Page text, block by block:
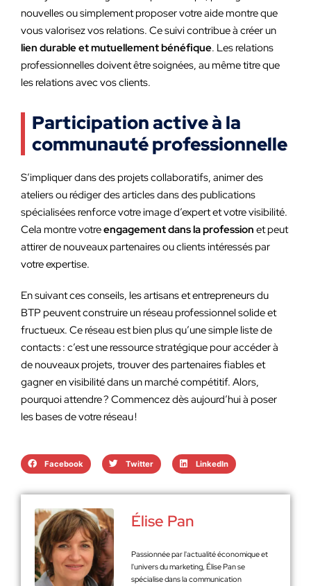
nouvelles ou simplement proposer votre aide montre que
vous valorisez vos relations. Ce suivi contribue à créer un
lien durable et mutuellement bénéfique. Les relations
professionnelles doivent être soignées, au même titre que
les relations avec vos clients.
Participation active à la
communauté professionnelle
S’impliquer dans des projets collaboratifs, animer des
ateliers ou rédiger des articles dans des publications
spécialisées renforce votre image d’expert et votre visibilité.
Cela montre votreengagement dans la profession et peut
attirer de nouveaux partenaires ou clients intéressés par
votre expertise.
En suivant ces conseils, les artisans et entrepreneurs du
BTP peuvent construire un réseau professionnel solide et
fructueux. Ce réseau est bien plus qu’une simple liste de
contacts : c’est une ressource stratégique pour accéder à
de nouveaux projets, trouver des partenaires fiables et
gagner en visibilité dans un marché compétitif. Alors,
pourquoi attendre ? Commencez dès aujourd’hui à poser
les bases de votre réseau !
Facebook Twitter LinkedIn
Élise Pan
Passionnée par l'actualité économique et
l'univers du marketing, Élise Pan se
spécialise dans la communication